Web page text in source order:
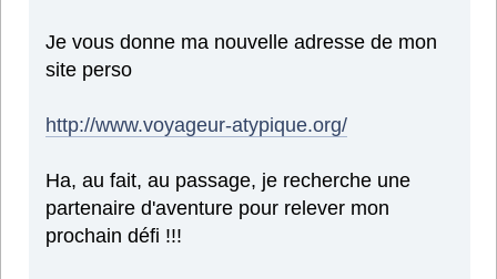
Je vous donne ma nouvelle adresse de mon
site perso
http://www.voyageur-atypique.org/
Ha, au fait, au passage, je recherche une
partenaire d'aventure pour relever mon
prochain défi !!!